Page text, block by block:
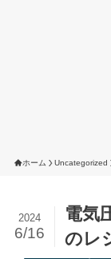
ホーム Uncategorized
電気
のレ
2024
6/16